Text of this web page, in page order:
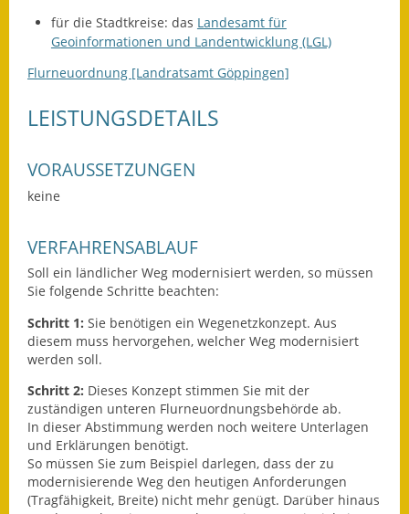
Landesstraße
Umleitungsplan
Zahlen und Fakten
Bauhof Notzingen
Behördenadressen
Beratungsstellen im
Dienstleistungen
für die Stadtkreise: das Landesamt für
Geoinformationen und Landentwicklung (LGL)
Flurneuordnung [Landratsamt Göppingen]
LEISTUNGSDETAILS
VORAUSSETZUNGEN
keine
VERFAHRENSABLAUF
Soll ein ländlicher Weg modernisiert werden, so müssen
Sie folgende Schritte beachten:
Schritt 1: Sie benötigen ein Wegenetzkonzept. Aus
diesem muss hervorgehen, welcher Weg modernisiert
werden soll.
Schritt 2: Dieses Konzept stimmen Sie mit der
zuständigen unteren Flurneuordnungsbehörde ab.
In dieser Abstimmung werden noch weitere Unterlagen
und Erklärungen benötigt.
So müssen Sie zum Beispiel darlegen, dass der zu
modernisierende Weg den heutigen Anforderungen
(Tragfähigkeit, Breite) nicht mehr genügt. Darüber hinaus